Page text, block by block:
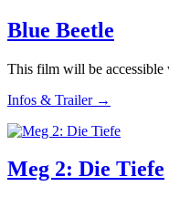
Blue Beetle
This film will be accessible
Infos & Trailer →
Meg 2: Die Tiefe